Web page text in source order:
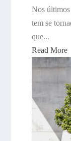
Nos últimos
tem se
que...
Read More